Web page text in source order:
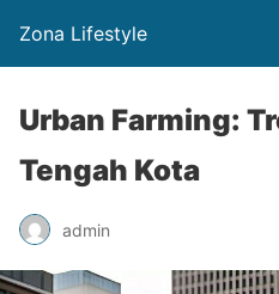
Zona Lifestyle
Urban Farming:
Tengah Kota
admin